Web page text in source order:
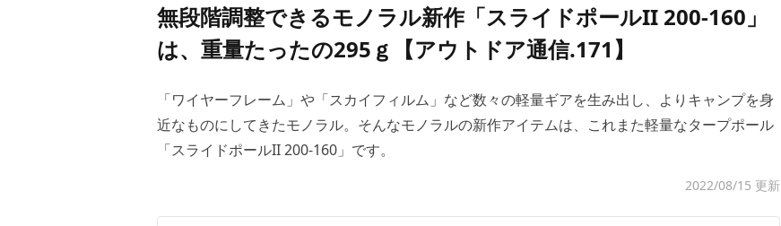
無段階調整できるモノラル新作「スライドポールII 200-160」
は、重量たったの295ｇ【アウトドア通信.171】
「ワイヤーフレーム」や「スカイフィルム」など数々の軽量ギアを生み出し、よりキャンプを身
近なものにしてきたモノラル。そんなモノラルの新作アイテムは、これまた軽量なタープポール
「スライドポールII 200-160」です。
2022/08/15 更新